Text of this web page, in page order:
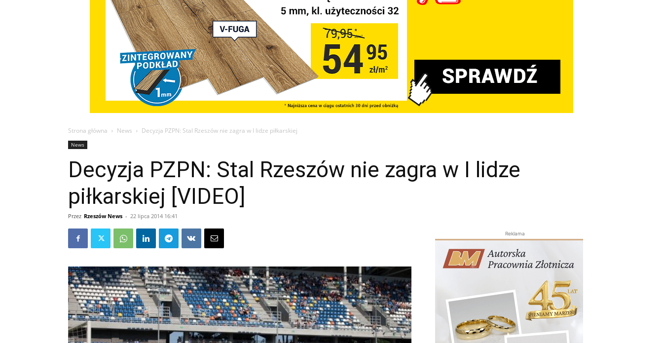
Strona główna News Decyzja PZPN: Stal Rzeszów nie zagra w I lidze piłkarskiej
News
Decyzja PZPN: Stal Rzeszów nie zagra w I lidze
piłkarskiej [VIDEO]
Przez Rzeszów News - 22 lipca 2014 16:41
Reklama